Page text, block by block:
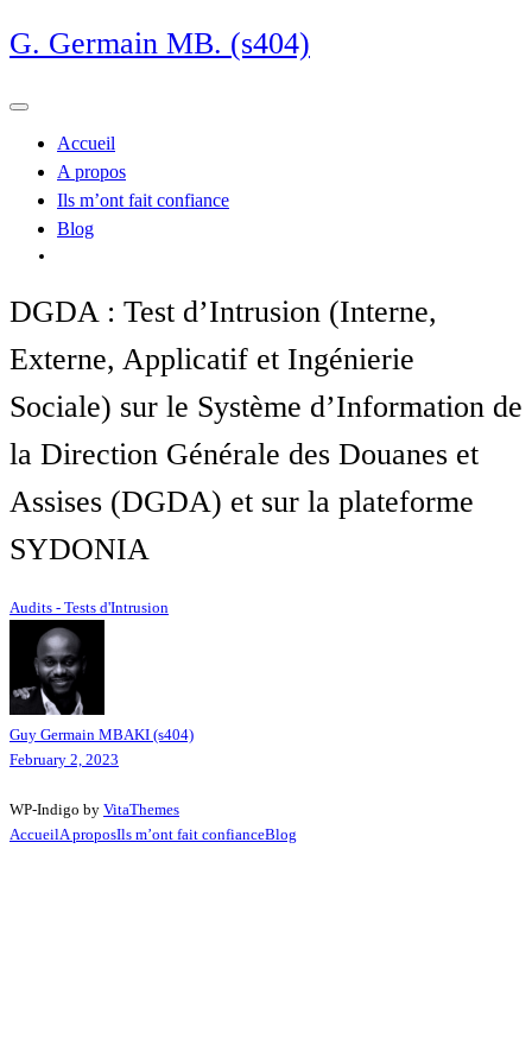
Skip
to
G. Germain MB. (s404)
Accueil
A propos
Ils m’ont fait confiance
Blog
DGDA : Test d’Intrusion (Interne,
Externe, Applicatif et Ingénierie
Sociale) sur le Système d’Information de
la Direction Générale des Douanes et
Assises (DGDA) et sur la plateforme
SYDONIA
Audits - Tests d'Intrusion
Guy Germain MBAKI (s404)
February 2, 2023
WP-Indigo by VitaThemes
AccueilA proposIls m’ont fait confianceBlog